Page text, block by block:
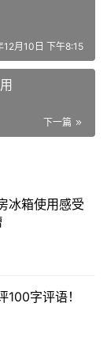
12月10日 下午8:15
下一篇
冰箱使用感受
字评语！